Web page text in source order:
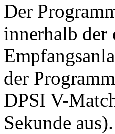
Der
innerhalb der
der
DPSI V-
Sekunde aus).